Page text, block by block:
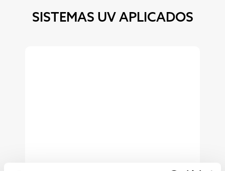
SISTEMAS UV APLICADOS